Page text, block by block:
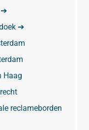
➔
➔
Haag
reclameborden